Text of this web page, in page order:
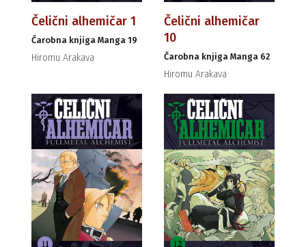
Čelični alhemičar 1
Čarobna knjiga Manga 19
Hiromu Arakava
Čelični alhemičar
10
Čarobna knjiga Manga 62
Hiromu Arakava